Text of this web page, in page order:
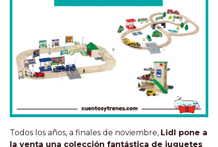
Todos los años, a finales de noviembre, Lidl pone a
la venta una colección fantástica de juguetes